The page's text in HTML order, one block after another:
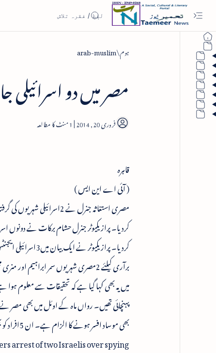
ہوم arab-muslim
مصر میں دو
1
قاہرہ
( آئی اے این ایس )
مصری استغاثہ جنرل نے
کردیا۔
برآری کیلئے 2مصری شہریوں سمر
بھی موساد افسر ہونے کا الزام ہے۔ ان 5افراد کو بھی فوجداری عدالت سے رجوع کردیا گیا تھا۔
arrest of two Israelis over spying